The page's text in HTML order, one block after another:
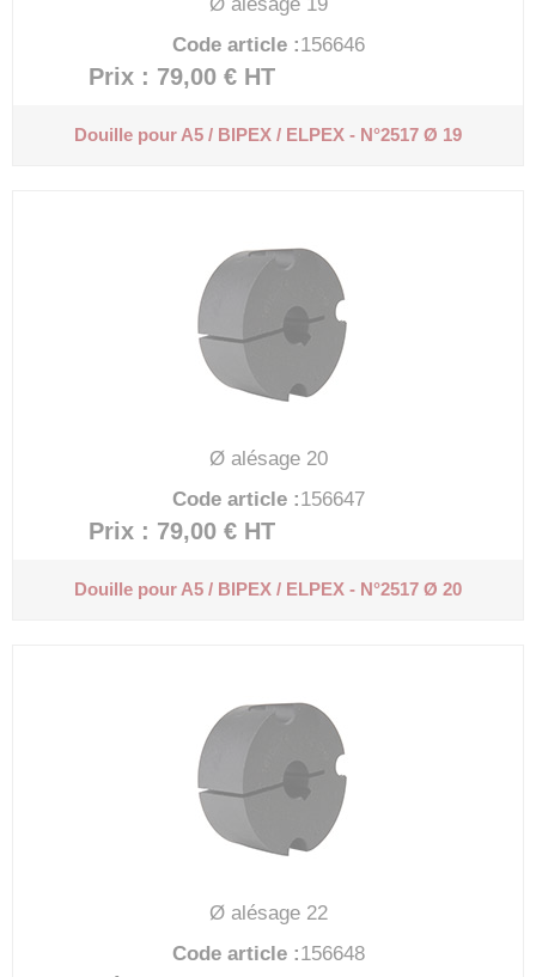
Code article :156646
Prix : 79,00 € HT
Douille pour A5 / BIPEX / ELPEX - N°2517 Ø 19
Ø alésage 20
Code article :156647
Prix : 79,00 € HT
Douille pour A5 / BIPEX / ELPEX - N°2517 Ø 20
Ø alésage 22
Code article :156648